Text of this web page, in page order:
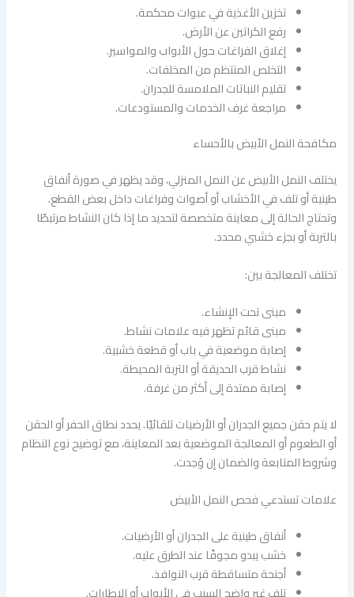
تخزين الأغذية في عبوات محكمة.
رفع الكراتين عن الأرض.
إغلاق الفراغات حول الأبواب والمواسير.
التخلص المنتظم من المخلفات.
تقليم النباتات الملامسة للجدران.
مراجعة غرف الخدمات والمستودعات.
مكافحة النمل الأبيض بالأحساء
يختلف النمل الأبيض عن النمل المنزلي، وقد يظهر في صورة أنفاق
طينية أو تلف في الأخشاب أو أصوات وفراغات داخل بعض القطع.
وتحتاج الحالة إلى معاينة متخصصة لتحديد ما إذا كان النشاط مرتبطًا
بالتربة أو بجزء خشبي محدد.
تختلف المعالجة بين:
مبنى تحت الإنشاء.
مبنى قائم تظهر فيه علامات نشاط.
إصابة موضعية في باب أو قطعة خشبية.
نشاط قرب الحديقة أو التربة المحيطة.
إصابة ممتدة إلى أكثر من غرفة.
لا يتم حقن جميع الجدران أو الأرضيات تلقائيًا. يحدد نطاق الحفر أو الحقن
أو الطعوم أو المعالجة الموضعية بعد المعاينة، مع توضيح نوع النظام
وشروط المتابعة والضمان إن وُجدت.
علامات تستدعي فحص النمل الأبيض
أنفاق طينية على الجدران أو الأرضيات.
خشب يبدو مجوفًا عند الطرق عليه.
أجنحة متساقطة قرب النوافذ.
تلف غير واضح السبب في الأبواب أو الإطارات.